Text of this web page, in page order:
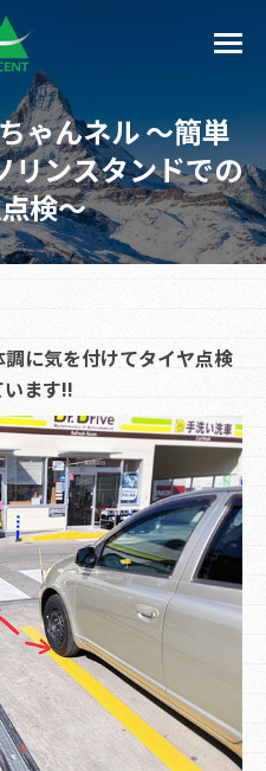
ゃんネル ～簡単
リンスタンドでの
検～
に気を付けてタイヤ点検
ます!!